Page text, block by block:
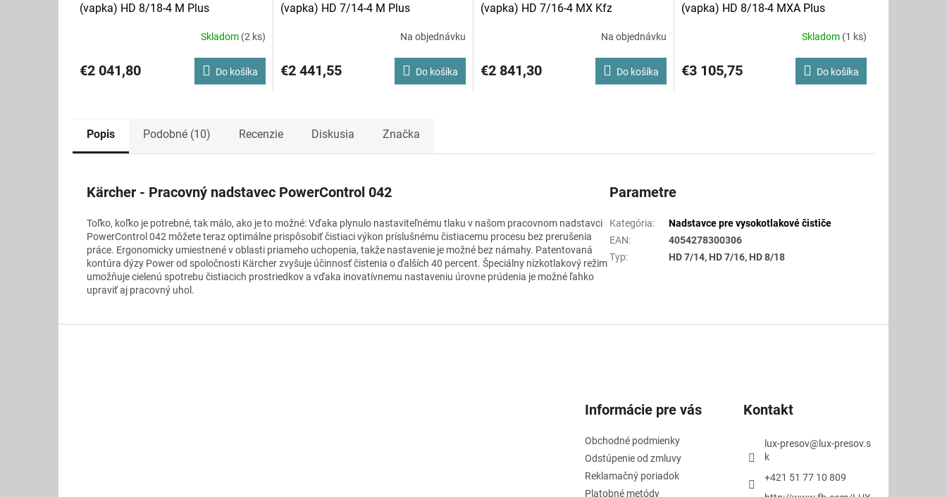
(vapka) HD 8/18-4 M Plus
Skladom (2 ks)
€2 041,80 Do košíka
(vapka) HD 7/14-4 M Plus
Na objednávku
€2 441,55 Do košíka
(vapka) HD 7/16-4 MX Kfz
Na objednávku
€2 841,30 Do košíka
(vapka) HD 8/18-4 MXA Plus
Skladom (1 ks)
€3 105,75 Do košíka
Popis Podobné (10) Recenzie Diskusia Značka
Kärcher - Pracovný nadstavec PowerControl 042
Toľko, koľko je potrebné, tak málo, ako je to možné: Vďaka plynulo nastaviteľnému tlaku v našom pracovnom nadstavci
PowerControl 042 môžete teraz optimálne prispôsobiť čistiaci výkon príslušnému čistiacemu procesu bez prerušenia
práce. Ergonomicky umiestnené v oblasti priameho uchopenia, takže nastavenie je možné bez námahy. Patentovaná
kontúra dýzy Power od spoločnosti Kärcher zvyšuje účinnosť čistenia o ďalších 40 percent. Špeciálny nízkotlakový režim
umožňuje cielenú spotrebu čistiacich prostriedkov a vďaka inovatívnemu nastaveniu úrovne prúdenia je možné ľahko
upraviť aj pracovný uhol.
Parametre
Kategória:
Nadstavce pre vysokotlakové čističe
EAN:
4054278300306
Typ: HD 7/14, HD 7/16, HD 8/18
Informácie pre vás
Obchodné podmienky
Odstúpenie od zmluvy
Reklamačný poriadok
Platobné metódy
Kontakt
lux-presov@lux-presov.s
k
+421 51 77 10 809